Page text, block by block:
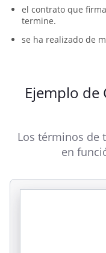
el contrato que
termine.
se ha realizado de
Ejemplo de
Los términos de
en